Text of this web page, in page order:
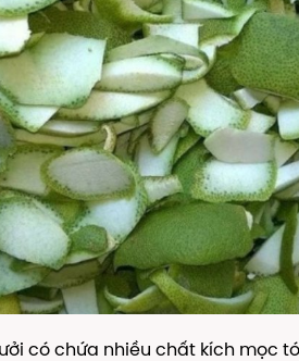
có chứa nhiều chất kích mọc